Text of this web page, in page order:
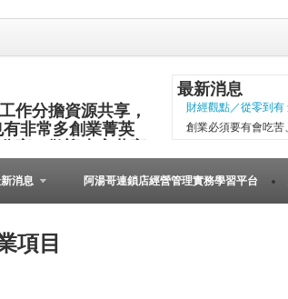
作分擔資源共享，
非常多創業菁英
享，歡迎大家共襄
最新消息
財經觀點／從零到
創業必須要有會吃
以失敗告終。總結原
文瑄舊書坊負責人
小檔案 文瑄舊書坊
是塊寶。他基於資
共有逢甲與東海等2
消息 阿湯哥連鎖店經營管理實務學習平台
項目